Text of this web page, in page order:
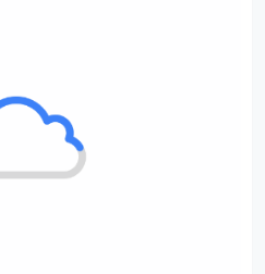
家最喜欢的网赚项目合
、视频号运营项目、知乎
网上赚钱的暴力项目，偏